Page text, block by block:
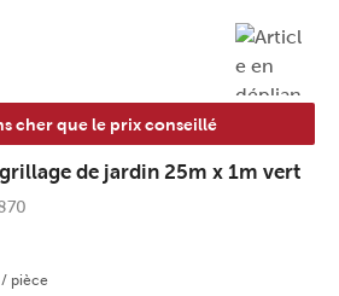
cher que le prix conseillé
de jardin 25m x 1m vert
/ pièce